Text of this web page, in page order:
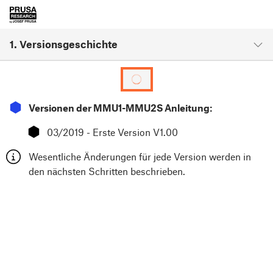
1. Versionsgeschichte
⬢ Versionen der MMU1-MMU2S Anleitung:
⬢ 03/2019 - Erste Version V1.00
Wesentliche Änderungen für jede Version werden in
den nächsten Schritten beschrieben.